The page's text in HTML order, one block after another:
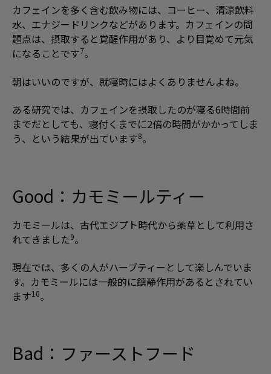
カフェインを多く含む飲み物には、コーヒー、清涼飲料
水、エナジードリンクなどがあります。カフェインの問
題点は、摂取すると覚醒作用があり、より目覚めて元気
になることです7。
朝はいいのですが、就寝時にはよくありませんよね。
ある研究では、カフェインを摂取したのが寝る6時間前
までだとしても、寝付くまでに2倍の時間がかかってしま
う、という結果が出ています8。
Good： カモミールティー
カモミールは、古代エジプト時代から薬草として利用さ
れてきました9。
現在では、多くの人がハーブティーとして楽しんでいま
す。カモミールには一般的に鎮静作用があるとされてい
ます10。
Bad： ファーストフード